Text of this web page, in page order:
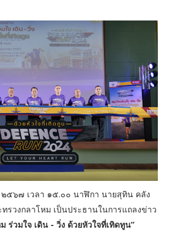
๕๖๗ เวลา ๑๕.๐๐ นาฬิกา นายสุทิน คลัง
รวงกลาโหม เป็นประธานในการแถลงข่าว
ร่วมใจ เดิน - วิ่ง ด้วยหัวใจที่เทิดทูน”